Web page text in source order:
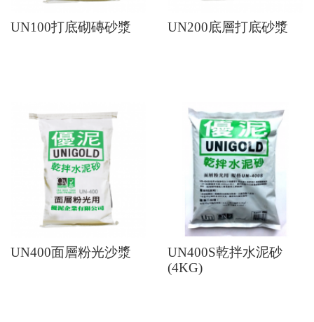
UN100打底砌磚砂漿 UN200底層打底砂漿
UN400面層粉光沙漿
UN400S乾拌水泥砂
(4KG)